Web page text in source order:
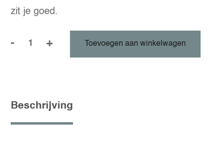
zit je goed.
-
aantal
+ Toevoegen aan winkelwagen
Beschrijving